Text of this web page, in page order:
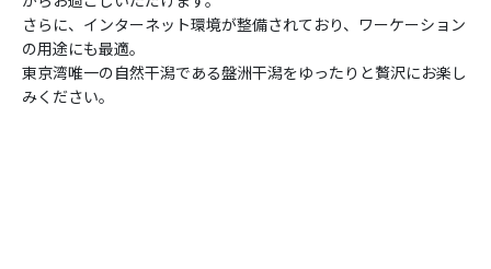
さらに、インターネット環境が整備されており、ワーケーション
の用途にも最適。
東京湾唯一の自然干潟である盤洲干潟をゆったりと贅沢にお楽し
みください。